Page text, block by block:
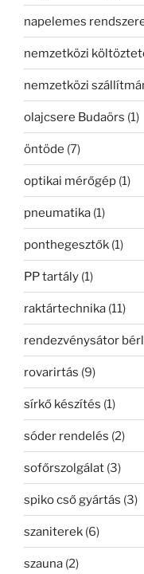
napelemes
nemzetközi
nemzetközi
olajcsere Budaörs (1)
öntöde (7)
optikai mérőgép (1)
pneumatika (1)
ponthegesztők (1)
PP tartály (1)
raktártechnika (11)
rendezvénysátor
rovarirtás (9)
sírkő készítés (1)
sóder rendelés (2)
sofőrszolgálat (3)
spiko cső gyártás (3)
szaniterek (6)
szauna (2)